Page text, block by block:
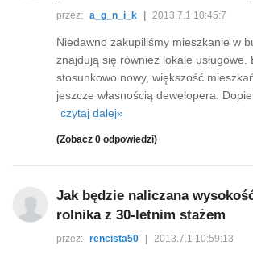
przez: a_g_n_i_k 2013.7.1 10:45:7
Niedawno zakupiliśmy mieszkanie w
znajdują się również lokale usługowe.
stosunkowo nowy, większość
jeszcze własnością dewelopera.
czytaj dalej»
(Zobacz 0 odpowiedzi)
Jak będzie naliczana
rolnika z 30-letnim stażem
przez: rencista50 2013.7.1 10:59:13